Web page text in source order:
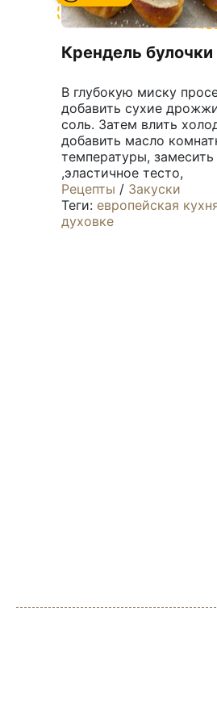
Крендель булочки
В глубокую миску
добавить сухие
соль. Затем влить
добавить масло
температуры, замесить
,эластичное тесто,
Рецепты / Закуски
Теги: европейская
духовке